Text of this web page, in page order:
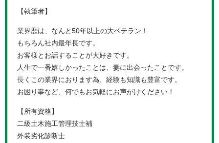
【執筆者】
業界歴は、なんと50年以上の大ベテラン！
もちろん社内最年長です。
お客様とお話することが大好きです。
人生で一番嬉しかったことは、妻に出会ったことです。
長くこの業界におります為、経験も知識も豊富です。
お困り事など、何でもお気軽にお声がけください！
【所有資格】
二級土木施工管理技士補
外装劣化診断士